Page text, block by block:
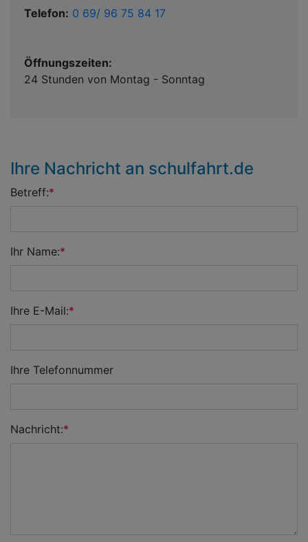
Telefon: 0 69/ 96 75 84 17
Öffnungszeiten:
24 Stunden von Montag - Sonntag
Ihre Nachricht an schulfahrt.de
Betreff:
Ihr Name:
Ihre E-Mail:
Ihre Telefonnummer
Nachricht: